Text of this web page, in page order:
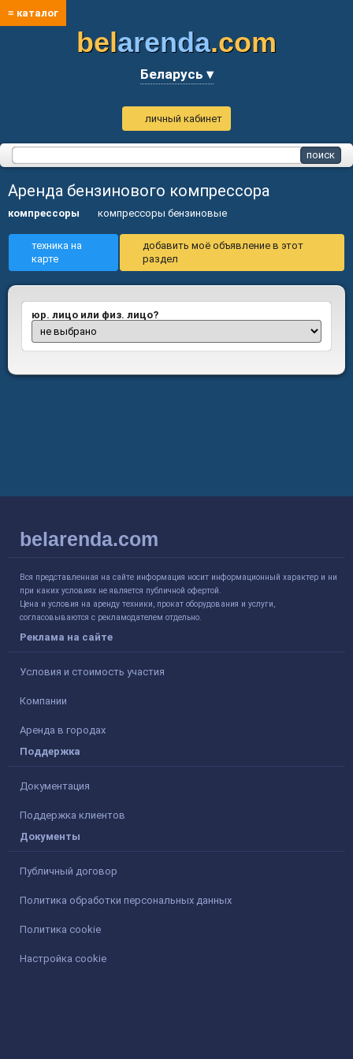
≡ каталог
belarenda.com
Беларусь ▾
личный кабинет
Аренда бензинового компрессора
компрессоры компрессоры бензиновые
техника на
карте
добавить моё объявление в этот
раздел
юр. лицо или физ. лицо?
belarenda.com
Вся представленная на сайте информация носит информационный характер и ни
при каких условиях не является публичной офертой.
Цена и условия на аренду техники, прокат оборудования и услуги,
согласовываются с рекламодателем отдельно.
Реклама на сайте
Условия и стоимость участия
Компании
Аренда в городах
Поддержка
Документация
Поддержка клиентов
Документы
Публичный договор
Политика обработки персональных данных
Политика cookie
Настройка cookie